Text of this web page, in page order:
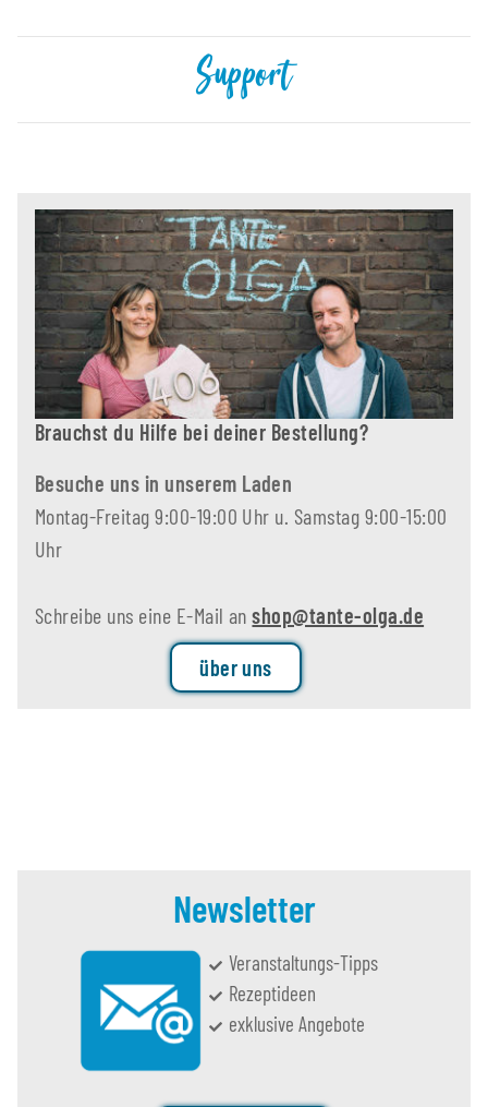
Support
Brauchst du Hilfe bei deiner Bestellung?
Besuche uns in unserem Laden
Montag-Freitag 9:00-19:00 Uhr u. Samstag 9:00-15:00
Uhr
Schreibe uns eine E-Mail anshop@tante-olga.de
über uns
Newsletter
Veranstaltungs-Tipps
Rezeptideen
exklusive Angebote